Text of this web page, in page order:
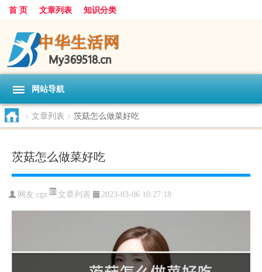
首 页 文章列表 知识分类
网站导航
> 文章列表 > 茨菇怎么做菜好吃
茨菇怎么做菜好吃
网友:cgz 文章列表 2023-03-06 10:27:18